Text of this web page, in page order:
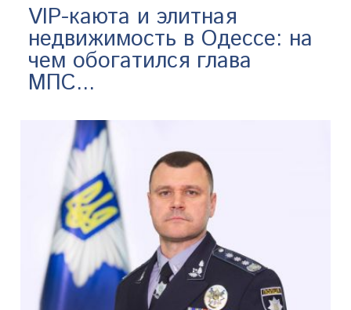
VIP-каюта и элитная
недвижимость в Одессе: на
чем обогатился глава
МПС...